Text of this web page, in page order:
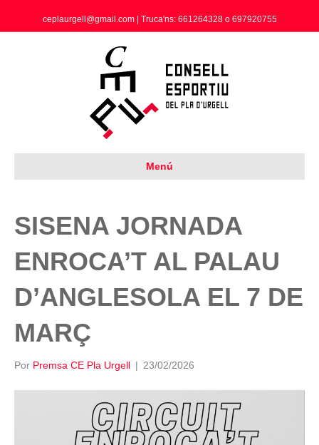
ceplaurgell@gmail.com | Truca'ns: 661264328 o 697920755
Menú
SISENA JORNADA
ENROCA’T AL PALAU
D’ANGLESOLA EL 7 DE
MARÇ
Por Premsa CE Pla Urgell | 23/02/2026